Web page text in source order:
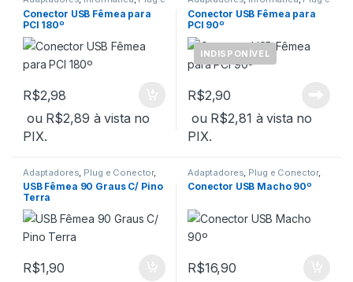
Conector USB
Conector USB Fêmea para
PCI 180º
R$2,98
ou R$2,89 à vista no
PIX.
INDISPONÍVEL
Conector USB
Conector USB Fêmea para
PCI 90º
R$2,90
ou R$2,81 à vista no
PIX.
Adaptadores Plug e Conector,
USB
USB Fêmea 90 Graus C/ Pino
Terra
R$1,90
Adaptadores Plug e Conector,
USB
Conector USB Macho 90º
R$16,90